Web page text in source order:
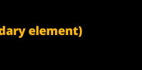
element)